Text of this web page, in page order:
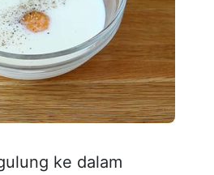
ke dalam